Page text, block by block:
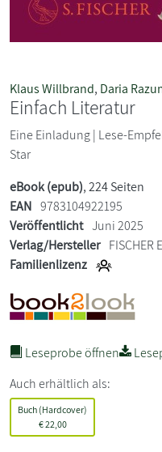
Klaus Willbrand, Daria
Einfach Literatur
Eine Einladung | Lese-
Star
eBook (epub), 224 Seiten
EAN 9783104922195
Veröffentlicht Juni 2025
Verlag/Hersteller FISCHER
Familienlizenz
Leseprobe öffnen
Auch erhältlich als:
Buch (Hardcover)
€22,00